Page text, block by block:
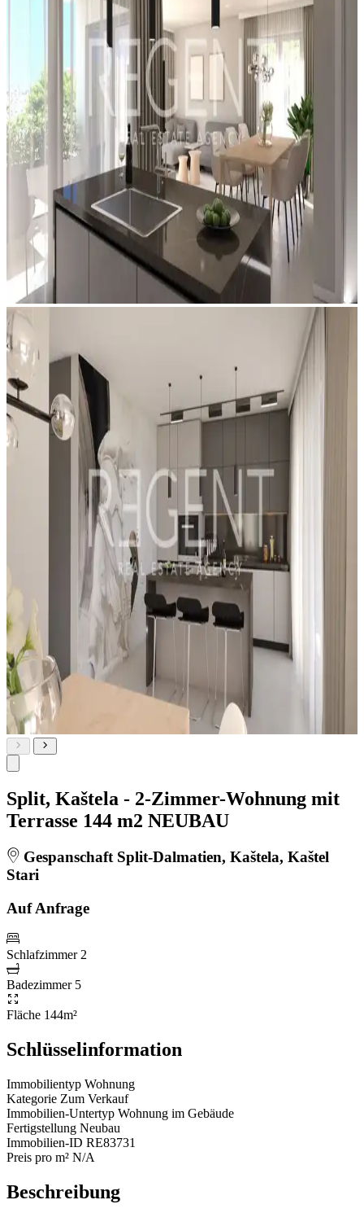
Split, Kaštela - 2-Zimmer-Wohnung mit
Terrasse 144 m2 NEUBAU
Gespanschaft Split-Dalmatien, Kaštela, Kaštel
Stari
Auf Anfrage
Schlafzimmer 2
Badezimmer 5
Fläche 144m²
Schlüsselinformation
Immobilientyp Wohnung
Kategorie Zum Verkauf
Immobilien-Untertyp Wohnung im Gebäude
Fertigstellung Neubau
Immobilien-ID RE83731
Preis pro m² N/A
Beschreibung